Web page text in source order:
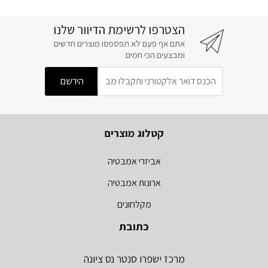
הצטרפו לרשימת הדיוור שלנו
אתם אף פעם לא תפספסו מוצרים חדשים
ומבצעים הכי חמים
קטלוג מוצרים
אביזרי אמבטיה
ארונות אמבטיה
מקלחונים
כתובת
מרכז ישפרו סנטר נס ציונה